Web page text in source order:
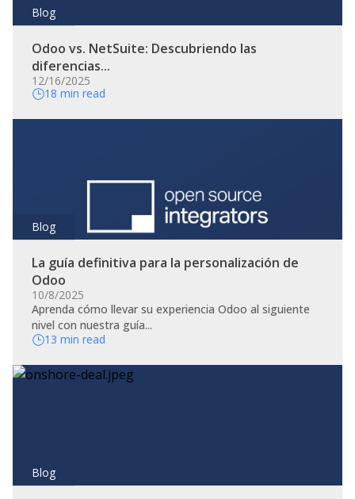
Blog
Odoo vs. NetSuite: Descubriendo las
diferencias...
12/16/2025
18 min read
Blog
La guía definitiva para la personalización de
Odoo
10/8/2025
Aprenda cómo llevar su experiencia Odoo al siguiente
nivel con nuestra guía...
13 min read
Blog